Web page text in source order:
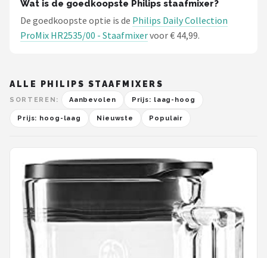
Wat is de goedkoopste Philips staafmixer?
De goedkoopste optie is de Philips Daily Collection
ProMix HR2535/00 - Staafmixervoor € 44,99.
ALLE PHILIPS STAAFMIXERS
SORTEREN: Aanbevolen Prijs: laag-hoog
Prijs: hoog-laag Nieuwste Populair